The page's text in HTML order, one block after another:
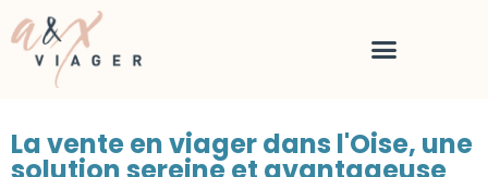
La vente en viager dans l'Oise, une
solution sereine et avantageuse